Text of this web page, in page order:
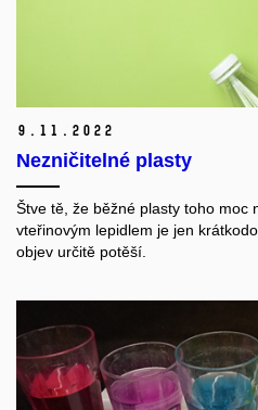
9. 11. 2022
Nezničitelné plasty
Štve tě, že běžné plasty toho moc
vteřinovým lepidlem je jen
objev určitě potěší.